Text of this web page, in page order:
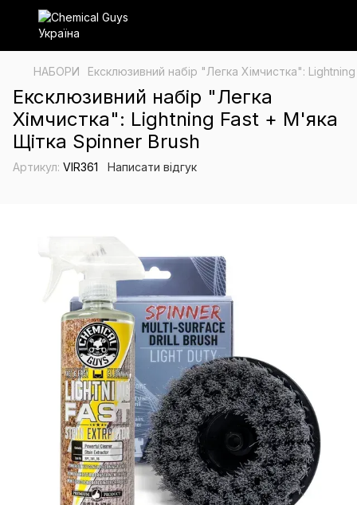
НАБОРИ Ексклюзивний набір "Легка Хімчистка":
Ексклюзивний набір "Легка
Хімчистка": Lightning Fast + М'яка
Щітка Spinner Brush
Артикул: VIR361 Написати відгук